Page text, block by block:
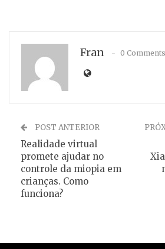
Fran 0 Comments
POST ANTERIOR
Realidade virtual
promete ajudar no
controle da miopia em
crianças. Como
funciona?